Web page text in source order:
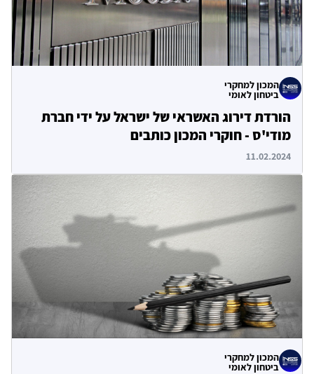
המכון למחקרי
ביטחון לאומי
הורדת דירוג האשראי של ישראל על ידי חברת
מודי'ס - חוקרי המכון כותבים
11.02.2024
המכון למחקרי
ביטחון לאומי